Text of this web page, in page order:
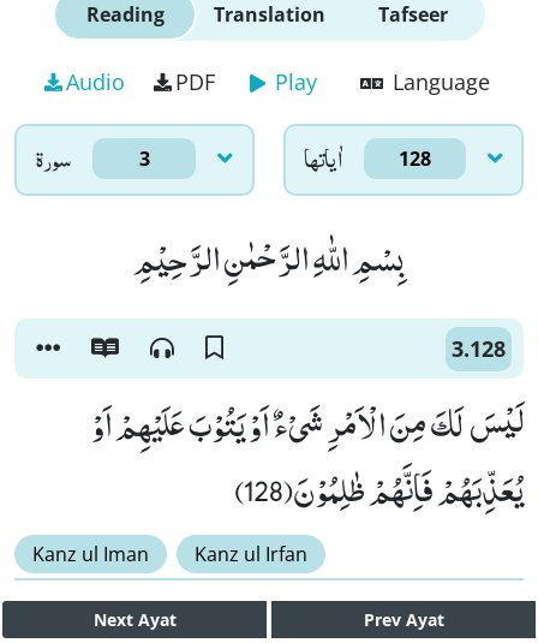
Reading Translation Tafseer
Audio PDF Play Language
سورۃ 3 اٰياتها 128
بِسْمِ اللّٰهِ الرَّحْمٰنِ الرَّحِیْمِ
3.128
لَیْسَ لَكَ مِنَ الْاَمْرِ شَیْءٌ اَوْ یَتُوْبَ عَلَیْهِمْ اَوْ
یُعَذِّبَهُمْ فَاِنَّهُمْ ظٰلِمُوْنَ(128)
Kanz ul Iman Kanz ul Irfan
Next Ayat Prev Ayat